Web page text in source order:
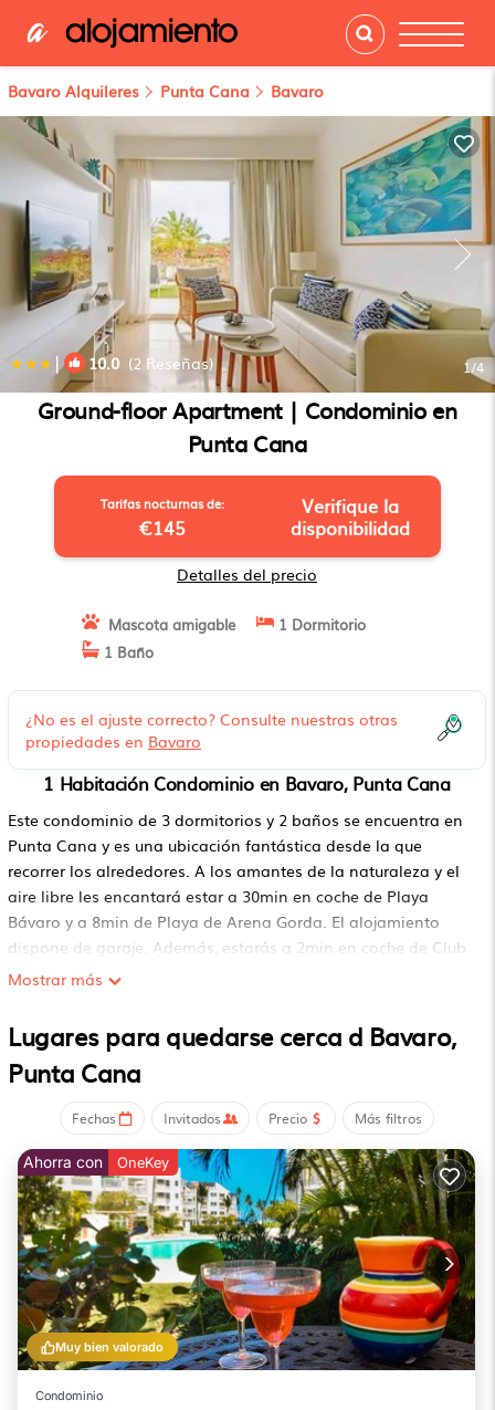
Bavaro Alquileres Punta Cana Bavaro
| 10.0 (2 Reseñas) 1/4
Ground-floor Apartment | Condominio en
Punta Cana
Tarifas nocturnas de:
€145
Verifique la
disponibilidad
Detalles del precio
Mascota amigable
1 Dormitorio
1 Baño
¿No es el ajuste correcto? Consulte nuestras otras
propiedades en Bavaro
1 Habitación Condominio en Bavaro, Punta Cana
Este condominio de 3 dormitorios y 2 baños se encuentra en
Punta Cana y es una ubicación fantástica desde la que
recorrer los alrededores. A los amantes de la naturaleza y el
aire libre les encantará estar a 30min en coche de Playa
Bávaro y a 8min de Playa de Arena Gorda. El alojamiento
dispone de garaje. Además, estarás a 2min en coche de Club
de golf en Cana Bay y a 5min en coche de Campo de Golf
Te sentirás como en casa, o incluso mejor, gracias a detalles
como wifi gratis y un jardín, además de una terraza y un
armario o ropero.
Mostrar más
Lugares para quedarse cerca d Bavaro,
Punta Cana
Fechas Invitados Precio Más filtros
Muy bien valorado
Ahorra con OneKey
Condominio